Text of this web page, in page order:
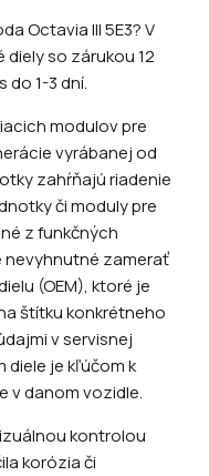
Octavia III 5E3? V
so zárukou 12
do 1-3 dní.
modulov pre
vyrábanej od
zahŕňajú riadenie
či moduly pre
z funkčných
nevyhnutné zamerať
(OEM), ktoré je
štítku konkrétneho
v servisnej
je kľúčom k
v danom vozidle.
kontrolou
korózia či